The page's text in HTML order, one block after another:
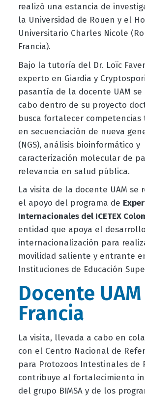
realizó una estancia de
la Universidad de Rouen y el
Universitario Charles Nicole
Francia).
Bajo la tutoría del Dr. Loïc
experto en Giardia y
pasantía de la docente UAM
cabo dentro de su proyecto
busca fortalecer competencias
en secuenciación de nueva
(NGS), análisis bioinformático y
caracterización molecular de
relevancia en salud pública.
La visita de la docente UAM se
el apoyo del programa de
Internacionales del ICETEX
entidad que apoya el
internacionalización para
movilidad saliente y entrante
Instituciones de Educación
Docente
Francia
La visita, llevada a cabo en
con el Centro Nacional de
para Protozoos Intestinales de
contribuye al fortalecimiento
del grupo BIMSA y de los